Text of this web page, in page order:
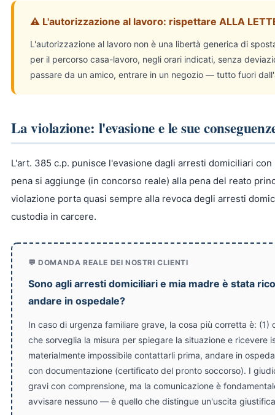
⚠ L'autorizzazione al lavoro: rispettare ALLA
L'autorizzazione al lavoro non è una libertà generica di
per il percorso casa-lavoro, negli orari indicati, senza
passare da un amico, entrare in un negozio — tutto fuori
La violazione: l'evasione e le sue
L'art. 385 c.p. punisce l'evasione dagli arresti domiciliari con
pena si aggiunge (in concorso reale) alla pena del reato
violazione porta quasi sempre alla revoca degli arresti
custodia in carcere.
💬 DOMANDA REALE DEI NOSTRI CLIENTI
Sono agli arresti domiciliari e mia madre è stata
andare in ospedale?
In caso di urgenza familiare grave, la cosa più corretta è: (1)
che sorveglia la misura per spiegare la situazione e ricevere
materialmente impossibile contattarli prima, andare in
con documentazione (certificato del pronto soccorso). I
gravi con comprensione, ma la comunicazione è
avvisare nessuno — è quello che distingue un'uscita